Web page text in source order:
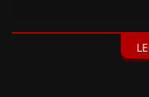
Kit riparazione